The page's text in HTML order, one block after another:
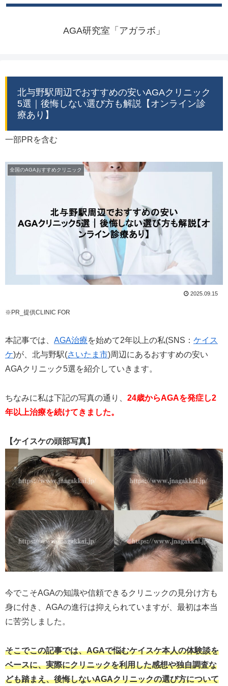
AGA研究室「アガラボ」
北与野駅周辺でおすすめの安いAGAクリニック
5選｜後悔しない選び方も解説【オンライン診
療あり】
一部PRを含む
全国のAGAおすすめクリニック
2025.09.15
※PR_提供CLINIC FOR
本記事では、 AGA治療を始めて2年以上の私(SNS： ケイス
ケ)が、北与野駅(さいたま市)周辺にあるおすすめの安い
AGAクリニック5選を紹介していきます。
ちなみに私は下記の写真の通り、 24歳からAGAを発症し2
年以上治療を続けてきました。
【ケイスケの頭部写真】
今でこそAGAの知識や信頼できるクリニックの見分け方も
身に付き、AGAの進行は抑えられていますが、最初は本当
に苦労しました。
そこでこの記事では、AGAで悩むケイスケ本人の体験談を
ベースに、実際にクリニックを利用した感想や独自調査な
ども踏まえ、後悔しないAGAクリニックの選び方について